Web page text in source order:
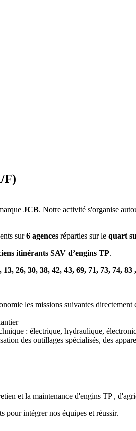
F)
JCB. Notre activité s'organise
sur6 agences réparties sur le quart
itinérants SAV d’engins TP.
26, 30, 38, 42, 43, 69, 71, 73, 74, 83
les missions suivantes directement
: électrique, hydraulique,
des outillages spécialisés, des
et la maintenance d'engins TP ,
pour intégrer nos équipes et réussir.